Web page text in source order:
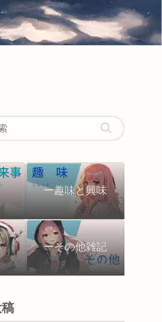
ー趣味と興味
ーその他雑記